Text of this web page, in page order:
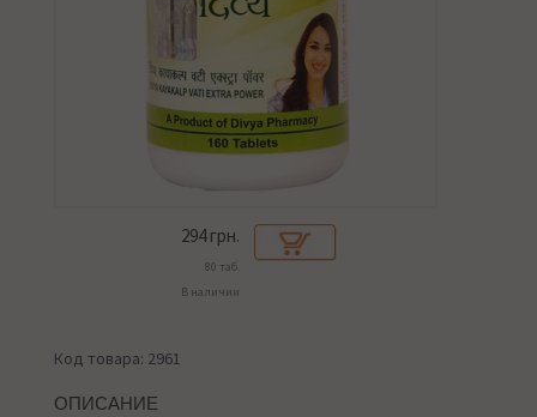
294грн.
80 таб.
В наличии
Код товара: 2961
ОПИСАНИЕ